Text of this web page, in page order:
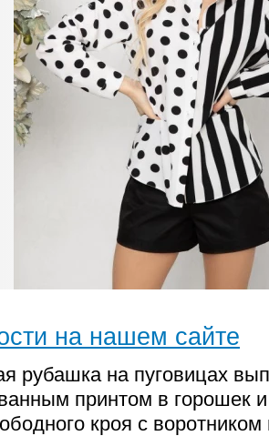
на нашем сайте
рубашка на пуговицах
принтом в горошек
кроя с